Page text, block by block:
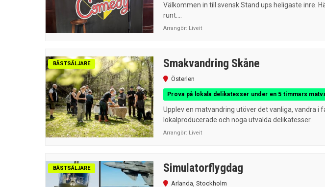
Välkommen in till svensk Stand ups heligaste inre.
runt....
Arrangör: Liveit
BÄSTSÄLJARE Smakvandring Skåne
Österlen
Prova på lokala delikatesser under en 5 timmars
Upplev en matvandring utöver det vanliga, vandra i
lokalproducerade och noga utvalda delikatesser.
Arrangör: Liveit
BÄSTSÄLJARE Simulatorflygdag
Arlanda Stockholm